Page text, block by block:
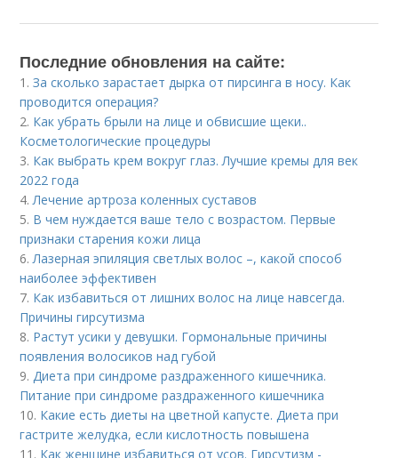
Последние обновления на сайте:
1.За сколько зарастает дырка от пирсинга в носу. Как
проводится операция?
2. Как убрать брыли на лице и обвисшие щеки..
Косметологические процедуры
3. Как выбрать крем вокруг глаз. Лучшие кремы для век
2022 года
4.Лечение артроза коленных суставов
5. В чем нуждается ваше тело с возрастом. Первые
признаки старения кожи лица
6.Лазерная эпиляция светлых волос –, какой способ
наиболее эффективен
7. Как избавиться от лишних волос на лице навсегда.
Причины гирсутизма
8. Растут усики у девушки. Гормональные причины
появления волосиков над губой
9.Диета при синдроме раздраженного кишечника.
Питание при синдроме раздраженного кишечника
10. Какие есть диеты на цветной капусте. Диета при
гастрите желудка, если кислотность повышена
11. Как женщине избавиться от усов. Гирсутизм -